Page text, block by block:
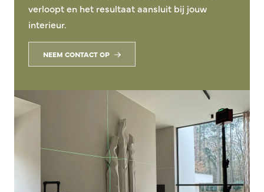
verloopt en het resultaat aansluit bij jouw
interieur.
NEEM CONTACT OP